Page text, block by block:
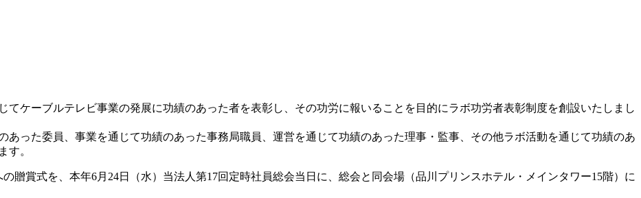
ケーブルテレビ事業の発展に功績のあった者を表彰し、その功労に報いることを目的にラボ功労者表彰制度を創設いたしまし
った委員、事業を通じて功績のあった事務局職員、運営を通じて功績のあった理事・監事、その他ラボ活動を通じて功績のあ
す。
贈賞式を、本年6月24日（水）当法人第17回定時社員総会当日に、総会と同会場（品川プリンスホテル・メインタワー15階）に